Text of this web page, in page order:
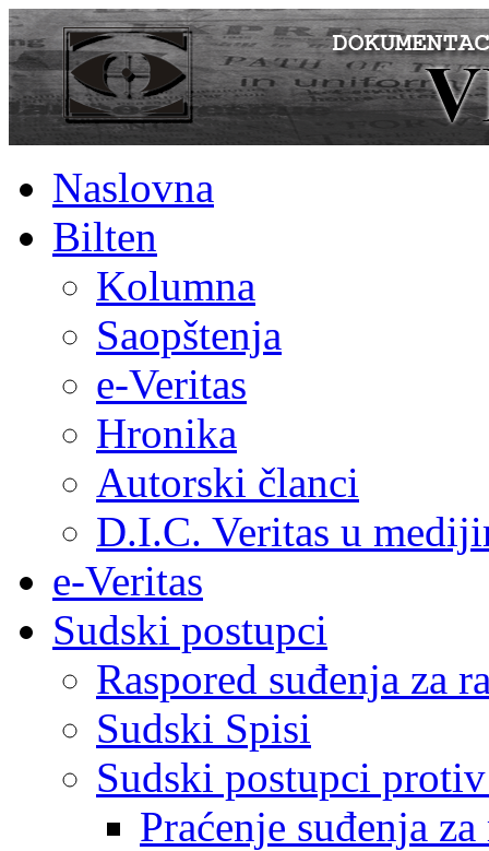
Naslovna
Bilten
Kolumna
Saopštenja
e-Veritas
Hronika
Autorski članci
D.I.C. Veritas u
e-Veritas
Sudski postupci
Raspored suđenja za
Sudski Spisi
Sudski postupci
Praćenje suđenja